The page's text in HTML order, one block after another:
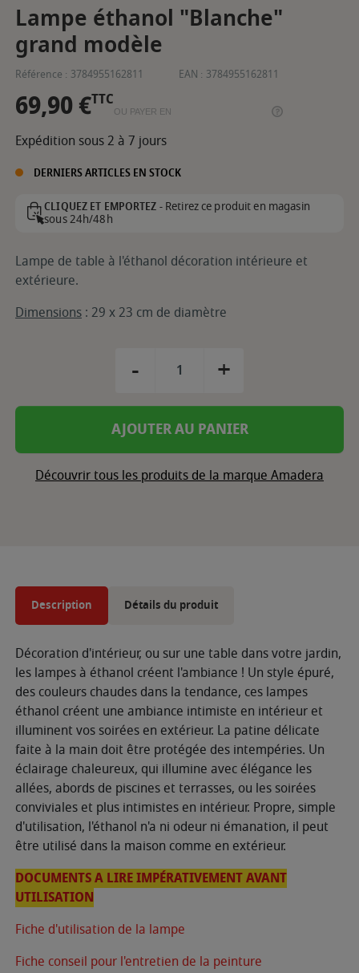
Lampe éthanol "Blanche"
grand modèle
Référence : 3784955162811 EAN : 3784955162811
69,90 €TTC
OU PAYER EN
Expédition sous 2 à 7 jours
DERNIERS ARTICLES EN STOCK
CLIQUEZ ET EMPORTEZ -Retirez ce produit en magasin
sous 24h/48h
Lampe de table à l'éthanol décoration intérieure et
extérieure.
Dimensions : 29 x 23 cm de diamètre
- +
AJOUTER AU PANIER
Découvrir tous les produits de la marque Amadera
Description Détails du produit
Décoration d'intérieur, ou sur une table dans votre jardin,
les lampes à éthanol créent l'ambiance ! Un style épuré,
des couleurs chaudes dans la tendance, ces lampes
éthanol créent une ambiance intimiste en intérieur et
illuminent vos soirées en extérieur. La patine délicate
faite à la main doit être protégée des intempéries. Un
éclairage chaleureux, qui illumine avec élégance les
allées, abords de piscines et terrasses, ou les soirées
conviviales et plus intimistes en intérieur. Propre, simple
d'utilisation, l'éthanol n'a ni odeur ni émanation, il peut
être utilisé dans la maison comme en extérieur.
DOCUMENTS A LIRE IMPÉRATIVEMENT AVANT
UTILISATION
Fiche d'utilisation de la lampe
Fiche conseil pour l'entretien de la peinture